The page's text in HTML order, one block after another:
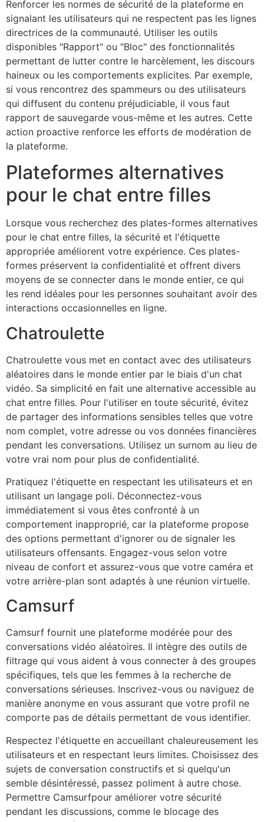
Renforcer les normes de sécurité de la plateforme en
signalant les utilisateurs qui ne respectent pas les lignes
directrices de la communauté. Utiliser les outils
disponibles "Rapport" ou "Bloc" des fonctionnalités
permettant de lutter contre le harcèlement, les discours
haineux ou les comportements explicites. Par exemple,
si vous rencontrez des spammeurs ou des utilisateurs
qui diffusent du contenu préjudiciable, il vous faut
rapport de sauvegarde vous-même et les autres. Cette
action proactive renforce les efforts de modération de
la plateforme.
Plateformes alternatives
pour le chat entre filles
Lorsque vous recherchez des plates-formes alternatives
pour le chat entre filles, la sécurité et l'étiquette
appropriée améliorent votre expérience. Ces plates-
formes préservent la confidentialité et offrent divers
moyens de se connecter dans le monde entier, ce qui
les rend idéales pour les personnes souhaitant avoir des
interactions occasionnelles en ligne.
Chatroulette
Chatroulette vous met en contact avec des utilisateurs
aléatoires dans le monde entier par le biais d'un chat
vidéo. Sa simplicité en fait une alternative accessible au
chat entre filles. Pour l'utiliser en toute sécurité, évitez
de partager des informations sensibles telles que votre
nom complet, votre adresse ou vos données financières
pendant les conversations. Utilisez un surnom au lieu de
votre vrai nom pour plus de confidentialité.
Pratiquez l'étiquette en respectant les utilisateurs et en
utilisant un langage poli. Déconnectez-vous
immédiatement si vous êtes confronté à un
comportement inapproprié, car la plateforme propose
des options permettant d'ignorer ou de signaler les
utilisateurs offensants. Engagez-vous selon votre
niveau de confort et assurez-vous que votre caméra et
votre arrière-plan sont adaptés à une réunion virtuelle.
Camsurf
Camsurf fournit une plateforme modérée pour des
conversations vidéo aléatoires. Il intègre des outils de
filtrage qui vous aident à vous connecter à des groupes
spécifiques, tels que les femmes à la recherche de
conversations sérieuses. Inscrivez-vous ou naviguez de
manière anonyme en vous assurant que votre profil ne
comporte pas de détails permettant de vous identifier.
Respectez l'étiquette en accueillant chaleureusement les
utilisateurs et en respectant leurs limites. Choisissez des
sujets de conversation constructifs et si quelqu'un
semble désintéressé, passez poliment à autre chose.
Permettre Camsurfpour améliorer votre sécurité
pendant les discussions, comme le blocage des